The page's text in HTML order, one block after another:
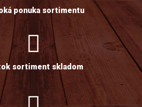
ponuka sortimentu
sortiment skladom